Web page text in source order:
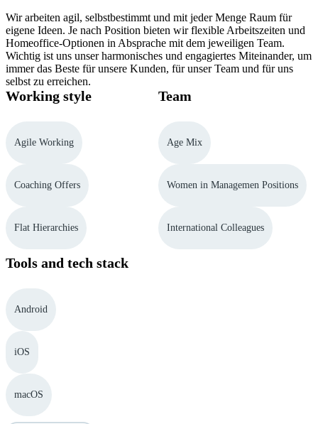
Wir arbeiten agil, selbstbestimmt und mit jeder Menge Raum für
eigene Ideen. Je nach Position bieten wir flexible Arbeitszeiten und
Homeoffice-Optionen in Absprache mit dem jeweiligen Team.
Wichtig ist uns unser harmonisches und engagiertes Miteinander, um
immer das Beste für unsere Kunden, für unser Team und für uns
selbst zu erreichen.
Working style
Agile Working
Coaching Offers
Flat Hierarchies
Team
Age Mix
Women in Managemen Positions
International Colleagues
Tools and tech stack
Android
iOS
macOS